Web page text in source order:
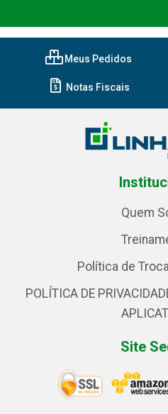
Meus Pedidos
Notas Fiscais
Quem
Política de
POLÍTICA DE
Site